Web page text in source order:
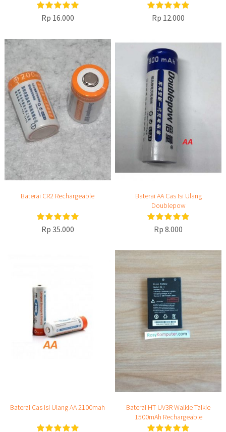
Rp 16.000 Rp 12.000
Baterai CR2 Rechargeable
Rp 35.000
Baterai AA Cas Isi Ulang
Doublepow
Rp 8.000
Baterai Cas Isi Ulang AA 2100mah
Baterai HT UV3R Walkie Talkie
1500mAh Rechargeable